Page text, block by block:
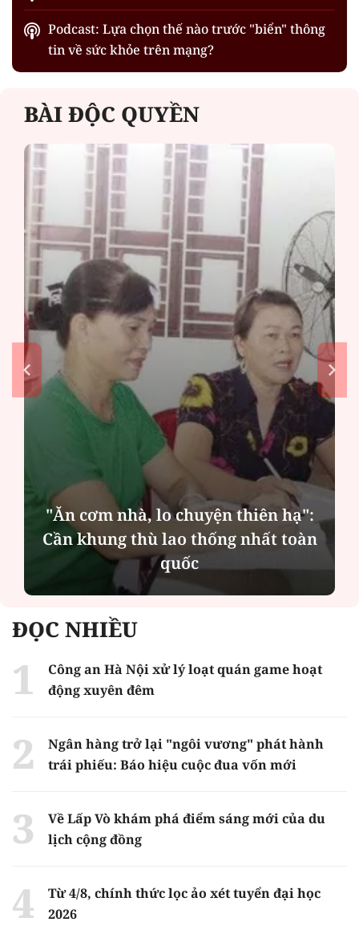
Podcast: Lựa chọn thế nào trước "biển" thông
tin về sức khỏe trên mạng?
BÀI ĐỘC QUYỀN
"Ăn cơm nhà, lo chuyện thiên hạ":
Cần khung thù lao thống nhất toàn
quốc
ĐỌC NHIỀU
Công an Hà Nội xử lý loạt quán game hoạt
động xuyên đêm
Ngân hàng trở lại "ngôi vương" phát hành
trái phiếu: Báo hiệu cuộc đua vốn mới
Về Lấp Vò khám phá điểm sáng mới của du
lịch cộng đồng
Từ 4/8, chính thức lọc ảo xét tuyển đại học
2026